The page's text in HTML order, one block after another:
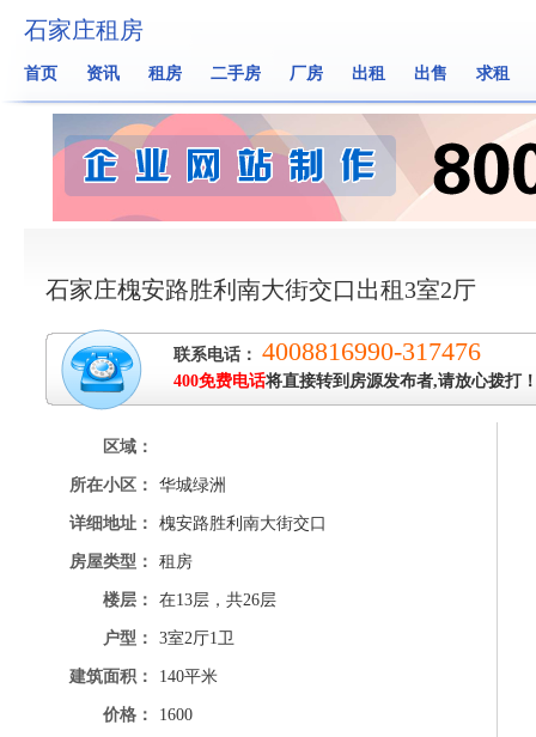
石家庄租房
首页 资讯 租房 二手房 厂房 出租 出售 求租
石家庄槐安路胜利南大街交口出租3室2厅
联系电话： 4008816990-317476
400免费电话将直接转到房源发布者,请放心拨打
区域：
所在小区： 华城绿洲
详细地址： 槐安路胜利南大街交口
房屋类型： 租房
楼层： 在13层，共26层
户型： 3室2厅1卫
建筑面积： 140平米
价格： 1600